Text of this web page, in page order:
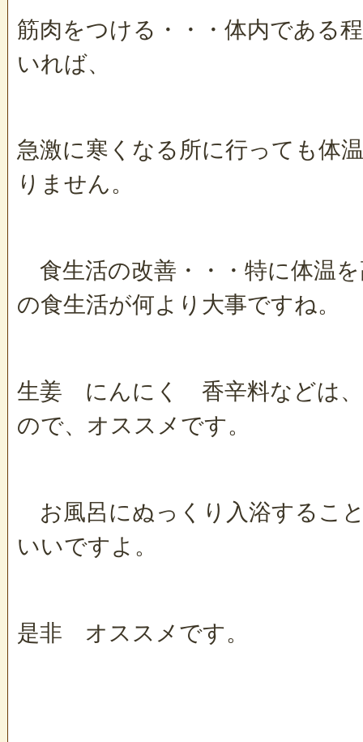
筋肉をつける・・・体内である
いれば、
急激に寒くなる所に行っても体
りません。
食生活の改善・・・特に体温
の食生活が何より大事ですね。
生姜 にんにく 香辛料などは、
ので、オススメです。
お風呂にぬっくり入浴するこ
いいですよ。
是非 オススメです。